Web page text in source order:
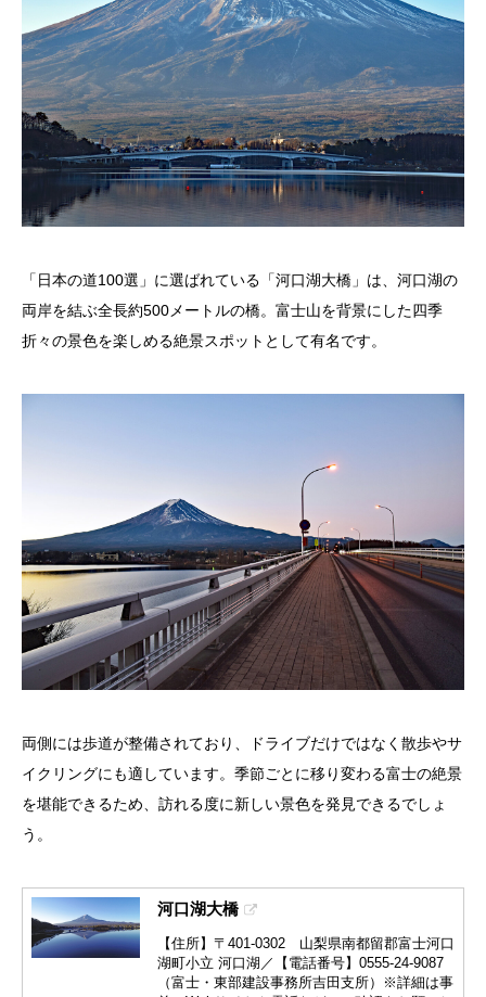
「日本の道100選」に選ばれている「河口湖大橋」は、河口湖の
両岸を結ぶ全長約500メートルの橋。富士山を背景にした四季
折々の景色を楽しめる絶景スポットとして有名です。
両側には歩道が整備されており、ドライブだけではなく散歩やサ
イクリングにも適しています。季節ごとに移り変わる富士の絶景
を堪能できるため、訪れる度に新しい景色を発見できるでしょ
う。
河口湖大橋
【住所】〒401-0302 山梨県南都留郡富士河口
湖町小立 河口湖／【電話番号】0555-24-9087
（富士・東部建設事務所吉田支所）※詳細は事